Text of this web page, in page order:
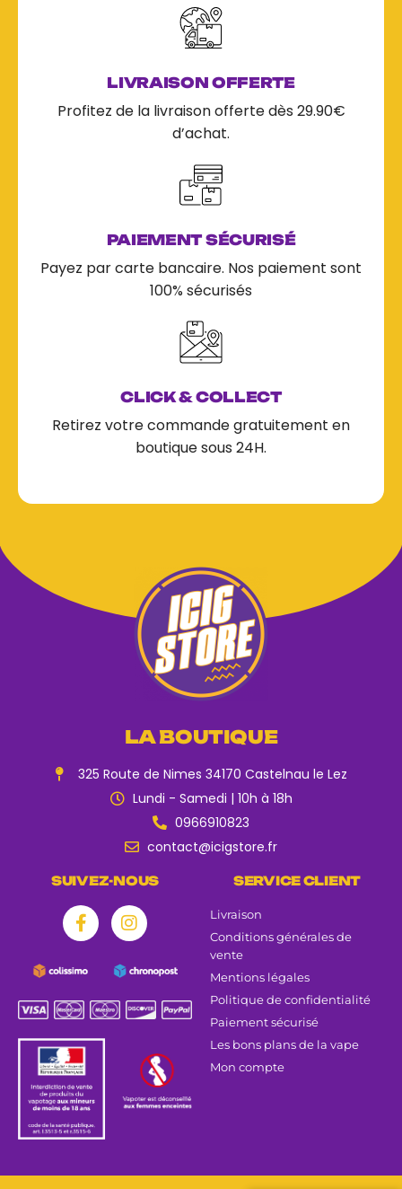
LIVRAISON OFFERTE
Profitez de la livraison offerte dès 29.90€
d’achat.
PAIEMENT SÉCURISÉ
Payez par carte bancaire. Nos paiement sont
100% sécurisés
CLICK & COLLECT
Retirez votre commande gratuitement en
boutique sous 24H.
LA BOUTIQUE
325 Route de Nimes 34170 Castelnau le Lez
Lundi - Samedi | 10h à 18h
0966910823
contact@icigstore.fr
SUIVEZ-NOUS SERVICE CLIENT
Livraison
Conditions générales de
vente
Mentions légales
Politique de confidentialité
Paiement sécurisé
Les bons plans de la vape
Mon compte